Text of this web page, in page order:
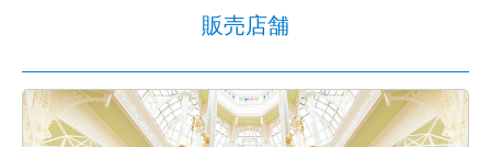
販売店舗